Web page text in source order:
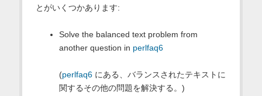
とがいくつかあります:
Solve the balanced text problem from
another question in perlfaq6
(perlfaq6にある、バランスされたテキストに
関するその他の問題を解決する。)